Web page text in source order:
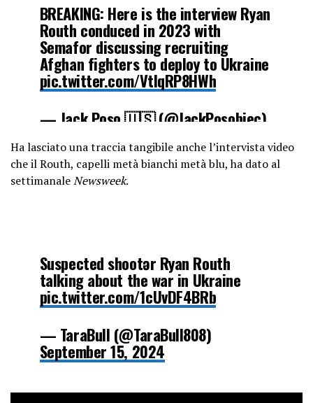
BREAKING: Here is the interview Ryan
Routh conduced in 2023 with
Semafor discussing recruiting
Afghan fighters to deploy to Ukraine
pic.twitter.com/VtIqRP8HWh
— Jack Poso 🇺🇸 (@JackPosobiec)
Ha lasciato una traccia tangibile anche l’intervista video
che il Routh, capelli metà bianchi metà blu, ha dato al
settimanaleNewsweek.
Suspected shootər Ryan Routh
talking about the war in Ukraine
pic.twitter.com/1cUvDF4BRb
— TaraBull (@TaraBull808)
September 15, 2024